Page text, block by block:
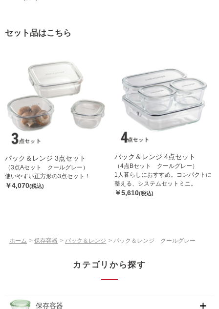
セット品はこちら
パック＆レンジ 3点セット
（3点Aセット クールグレー）
使いやすい正方形の3点セット！
￥4,070(税込)
パック＆レンジ 4点セット
（4点Bセット クールグレー）
1人暮らしにおすすめ。コンパクトに
整える、システムセットミニ。
￥5,610(税込)
ホーム >保存容器 >パック＆レンジ >パック＆レンジ クールグレー
カテゴリから探す
保存容器